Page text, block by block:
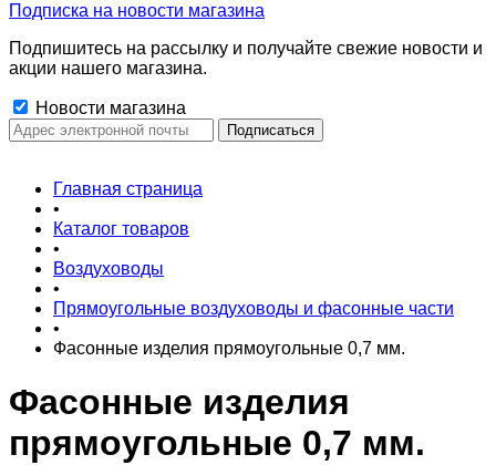
Подписка на новости магазина
Подпишитесь на рассылку и получайте свежие новости и
акции нашего магазина.
Новости магазина
Главная страница
•
Каталог товаров
•
Воздуховоды
•
Прямоугольные воздуховоды и фасонные части
•
Фасонные изделия прямоугольные 0,7 мм.
Фасонные изделия
прямоугольные 0,7 мм.